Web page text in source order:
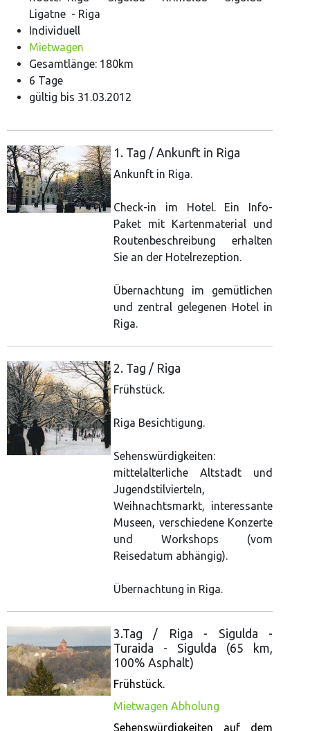
Ligatne - Riga
Individuell
Mietwagen
Gesamtlänge: 180km
6 Tage
gültig bis 31.03.2012
1. Tag / Ankunft in Riga
Ankunft in Riga.
Check-in im Hotel. Ein Info-
Paket mit Kartenmaterial und
Routenbeschreibung erhalten
Sie an der Hotelrezeption.
Übernachtung im gemütlichen
und zentral gelegenen Hotel in
Riga.
2. Tag / Riga
Frühstück.
Riga Besichtigung.
Sehenswürdigkeiten:
mittelalterliche Altstadt und
Jugendstilvierteln,
Weihnachtsmarkt, interessante
Museen, verschiedene Konzerte
und Workshops (vom
Reisedatum abhängig).
Übernachtung in Riga.
3.Tag / Riga - Sigulda -
Turaida - Sigulda (65 km,
100% Asphalt)
Frühstück.
Mietwagen Abholung
Sehenswürdigkeiten auf dem